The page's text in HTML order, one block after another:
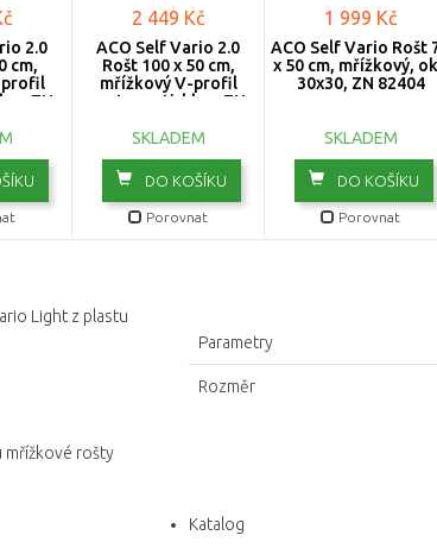
2.0
cm,
profil
ZN
2 449 Kč
ACO Self Vario 2.0
Rošt 100 x 50 cm,
mřížkový V-profil
pruty protiskluz, ZN
SKLADEM
DO KOŠÍKU
Porovnat
1 999 Kč
ACO Self Vario Rošt
x 50 cm, mřížkový,
30x30, ZN 82404
SKLADEM
DO KOŠÍKU
Porovnat
Light z plastu
mřížkové rošty
Parametry
Rozměr
Katalog